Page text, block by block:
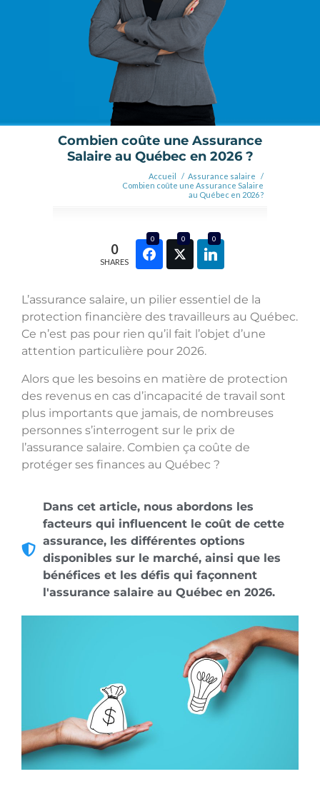
Combien coûte une Assurance
Salaire au Québec en 2026 ?
Accueil / Assurance salaire
/
Combien coûte une Assurance Salaire
au Québec en 2026 ?
0
SHARES
0 0 0
L’assurance salaire, un pilier essentiel de la
protection financière des travailleurs au Québec.
Ce n’est pas pour rien qu’il fait l’objet d’une
attention particulière pour 2026.
Alors que les besoins en matière de protection
des revenus en cas d’incapacité de travail sont
plus importants que jamais, de nombreuses
personnes s’interrogent sur le prix de
l’assurance salaire. Combien ça coûte de
protéger ses finances au Québec ?
Dans cet article, nous abordons les
facteurs qui influencent le coût de cette
assurance, les différentes options
disponibles sur le marché, ainsi que les
bénéfices et les défis qui façonnent
l'assurance salaire au Québec en 2026.